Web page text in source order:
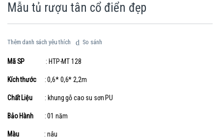
Mẫu tủ rượu tân cổ điển đẹp
Thêm danh sách yêu thích So sánh
Mã SP : HTP-MT 128
Kích thước : 0,6* 0,6* 2,2m
Chất Liệu : khung gỗ cao su sơn PU
Bảo Hành : 01 năm
Màu : nâu